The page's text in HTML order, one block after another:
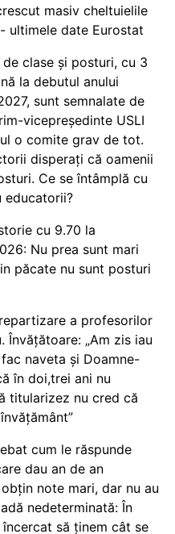
masiv cheltuielile
ultimele date Eurostat
clase și posturi, cu 3
la debutul anului
sunt semnalate de
vicepreședinte USLI
o comite grav de tot.
disperați că oamenii
Ce se întâmplă cu
educatorii?
cu 9.70 la
Nu prea sunt mari
păcate nu sunt posturi
a profesorilor
Învățătoare: „Am zis iau
naveta și Doamne-
în doi,trei ani nu
titularizez nu cred că
cum le răspunde
dau an de an
note mari, dar nu au
nedeterminată: În
să ținem cât se